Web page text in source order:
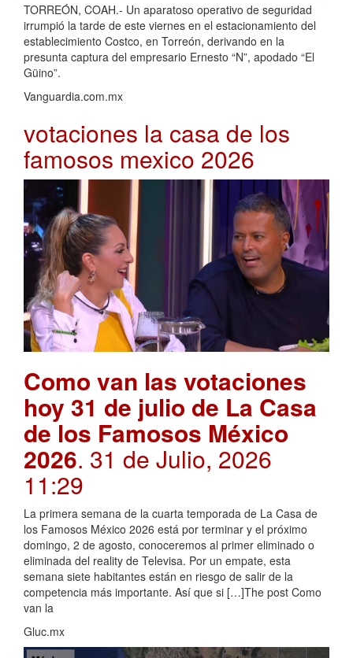
TORREÓN, COAH.- Un aparatoso operativo de seguridad
irrumpió la tarde de este viernes en el estacionamiento del
establecimiento Costco, en Torreón, derivando en la
presunta captura del empresario Ernesto “N”, apodado “El
Güino”.
Vanguardia.com.mx
votaciones la casa de los
famosos mexico 2026
Como van las votaciones
hoy 31 de julio de La Casa
de los Famosos México
2026. 31 de Julio, 2026
11:29
La primera semana de la cuarta temporada de La Casa de
los Famosos México 2026 está por terminar y el próximo
domingo, 2 de agosto, conoceremos al primer eliminado o
eliminada del reality de Televisa. Por un empate, esta
semana siete habitantes están en riesgo de salir de la
competencia más importante. Así que si […]The post Como
van la
Gluc.mx